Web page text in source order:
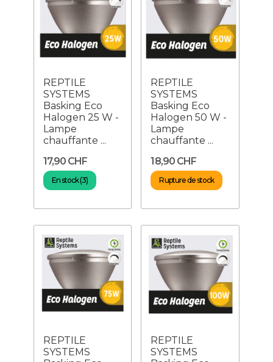
REPTILE
SYSTEMS
Basking Eco
Halogen 25 W -
Lampe
chauffante ...
17,90 CHF
En stock (3)
REPTILE
SYSTEMS
Basking Eco
Halogen 50 W -
Lampe
chauffante ...
18,90 CHF
Rupture de stock
REPTILE
SYSTEMS
REPTILE
SYSTEMS